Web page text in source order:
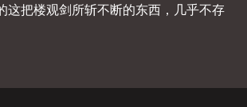
把楼观剑所斩不断的东西，几乎不存